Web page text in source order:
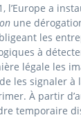
l’Europe a
une
les
à
légale les
les signaler à
À partir
temporaire